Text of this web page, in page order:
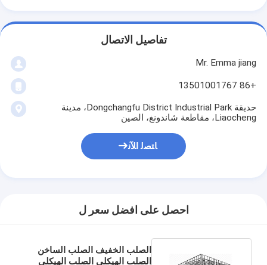
تفاصيل الاتصال
Mr. Emma jiang
+86 13501001767
حديقة Dongchangfu District Industrial Park، مدينة
Liaocheng، مقاطعة شاندونغ، الصين
ﺎﺘﺼﻟ ﺍﻶﻧ
احصل على افضل سعر ل
الصلب الخفيف الصلب الساخن
الصلب الهيكلي الصلب الهيكلي